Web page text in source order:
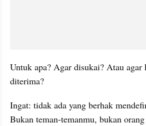
Untuk apa? Agar disukai? Atau agar
diterima?
Ingat: tidak ada yang berhak
Bukan teman-temanmu, bukan